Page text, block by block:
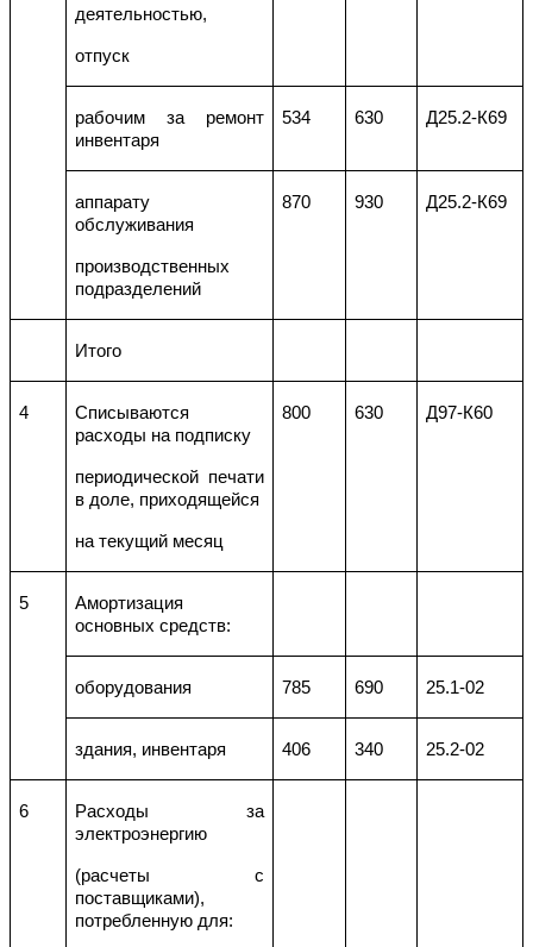
деятельностью,
отпуск
рабочим за ремонт
инвентаря
534 630 Д25.2-К69
аппарату
обслуживания
производственных
подразделений
870 930 Д25.2-К69
Итого
4
Списываются
расходы на подписку
периодической печати
в доле, приходящейся
на текущий месяц
800 630 Д97-К60
5
Амортизация
основных средств:
оборудования 785 690 25.1-02
здания, инвентаря 406 340 25.2-02
6
Расходы за
электроэнергию
(расчеты с
поставщиками),
потребленную для: